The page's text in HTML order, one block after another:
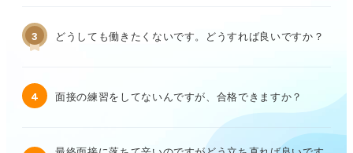
3 どうしても働きたくないです。どうすれば良いですか？
4 面接の練習をしてないんですが、合格できますか？